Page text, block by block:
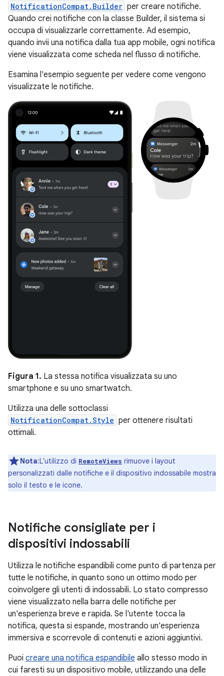
NotificationCompat.Builder per creare notifiche.
Quando crei notifiche con la classe Builder, il sistema si
occupa di visualizzarle correttamente. Ad esempio,
quando invii una notifica dalla tua app mobile, ogni notifica
viene visualizzata come scheda nel flusso di notifiche.
Esamina l'esempio seguente per vedere come vengono
visualizzate le notifiche.
Figura 1. La stessa notifica visualizzata su uno
smartphone e su uno smartwatch.
Utilizza una delle sottoclassi
NotificationCompat.Style per ottenere risultati
ottimali.
Nota:L'utilizzo di RemoteViews rimuove i layout
personalizzati dalle notifiche e il dispositivo indossabile mostra
solo il testo e le icone.
Notifiche consigliate per i
dispositivi indossabili
Utilizza le notifiche espandibili come punto di partenza per
tutte le notifiche, in quanto sono un ottimo modo per
coinvolgere gli utenti di indossabili. Lo stato compresso
viene visualizzato nella barra delle notifiche per
un'esperienza breve e rapida. Se l'utente tocca la
notifica, questa si espande, mostrando un'esperienza
immersiva e scorrevole di contenuti e azioni aggiuntivi.
Puoi creare una notifica espandibile allo stesso modo in
cui faresti su un dispositivo mobile, utilizzando una delle